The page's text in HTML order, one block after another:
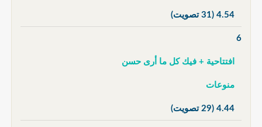
4.54 (31 تصويت)
6
افتتاحية + فيك كل ما أرى حسن
منوعات
4.44 (29 تصويت)